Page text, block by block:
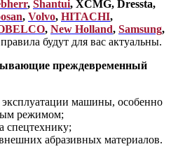
, Shantui, XCMG, Dressta,
, Volvo, HITACHI,
, New Holland, Samsung,
будут для вас актуальны.
преждевременный
машины, особенно
режимом;
спецтехнику;
абразивных материалов.